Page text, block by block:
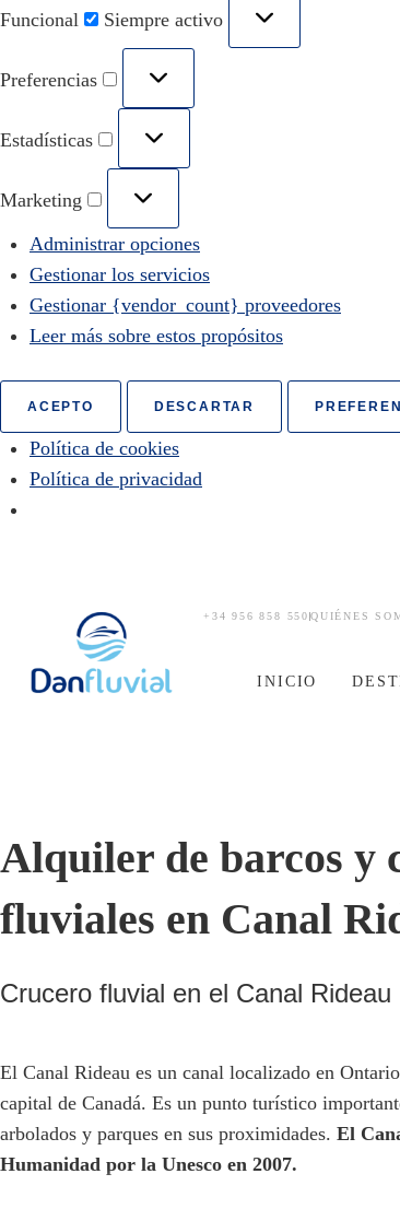
Funcional Siempre activo
Preferencias
Estadísticas
Marketing
Administrar opciones
Gestionar los servicios
Gestionar {vendor_count} proveedores
Leer más sobre estos propósitos
ACEPTO DESCARTAR
Política de cookies
Política de privacidad
+34 956 858 550 QUIÉNES
INICIO
Alquiler de barcos y
fluviales en Canal
Crucero fluvial en el Canal Rideau
El Canal Rideau es un canal localizado en
capital de Canadá. Es un punto turístico
arbolados y parques en sus proximidades. El
Humanidad por la Unesco en 2007.